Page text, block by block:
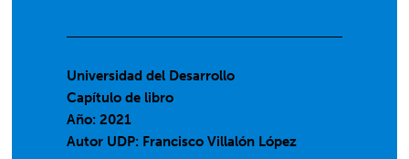
Universidad del Desarrollo
Capítulo de libro
Año: 2021
Autor UDP: Francisco Villalón López